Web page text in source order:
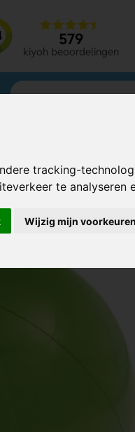
tracking-
te
Wijzig mijn voorkeuren
579
kiyoh beoordelingen
| Bedrukte Panelen
|